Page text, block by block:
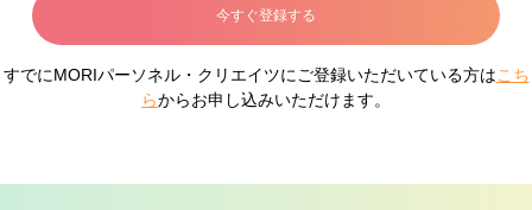
今すぐ登録する
すでにMORIパーソネル・クリエイツにご登録いただいている方はこち
らからお申し込みいただけます。